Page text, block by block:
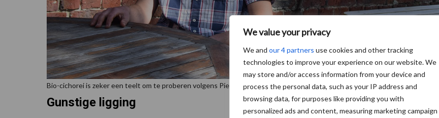
We value your privacy
We and our 4 partners use cookies and other tracking
technologies to improve your experience on our website. We
may store and/or access information from your device and
process the personal data, such as your IP address and
browsing data, for purposes like providing you with
personalized ads and content, measuring marketing campaign
Bio-cichorei is zeker een teelt om te proberen volgens Pierre.
Gunstige ligging